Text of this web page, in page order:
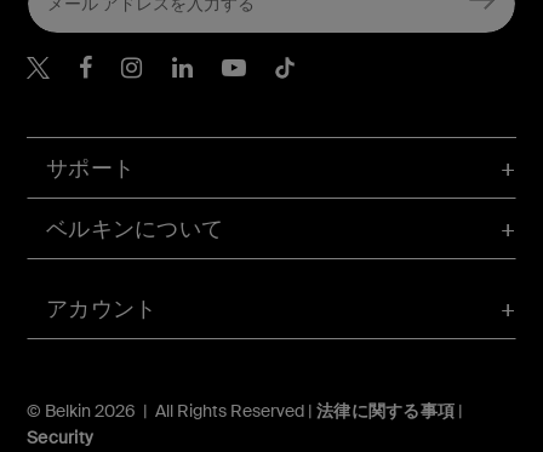
アカウント
サポート
ベルキンについて
© Belkin 2026 | All Rights Reserved | 法律に関する事項 |
Security
Belkin Twitter
Belkin Facebook
Belkin Instagram
Belkin LinkedIn
Belkin Youtube
Belkin TikTok